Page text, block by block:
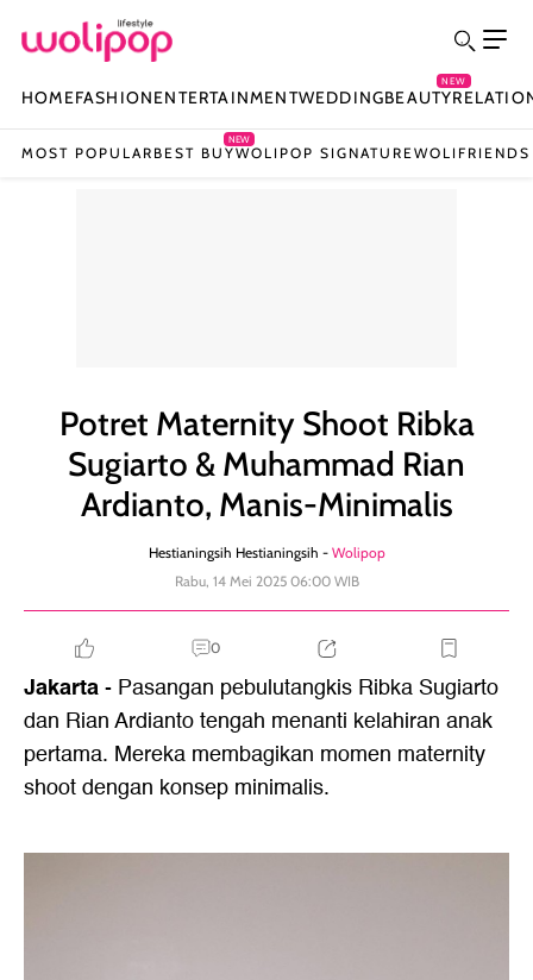
HOMEFASHIONENTERTAINMENTWEDDINGBEAUTY
NEW
MOST POPULAR BEST BUY
NEW
WOLIPOP SIGNATUREWOLIFRIENDS
Potret Maternity Shoot Ribka
Sugiarto & Muhammad Rian
Ardianto, Manis-Minimalis
Hestianingsih Hestianingsih - Wolipop
Rabu, 14 Mei 2025 06:00 WIB
0
Jakarta- Pasangan pebulutangkis Ribka Sugiarto
dan Rian Ardianto tengah menanti kelahiran anak
pertama. Mereka membagikan momen maternity
shoot dengan konsep minimalis.